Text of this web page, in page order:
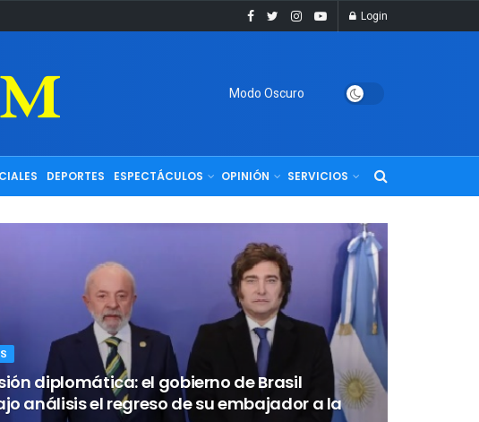
Login
Modo Oscuro
DEPORTES ESPECTÁCULOS OPINIÓN SERVICIOS
diplomática: el gobierno de Brasil
análisis el regreso de su embajador a la